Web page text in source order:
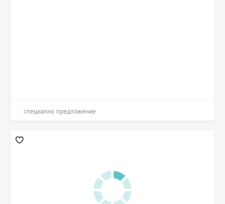
специално предложение